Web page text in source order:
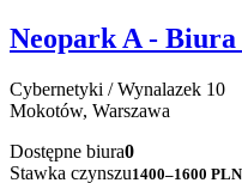
Neopark A - Biura
Cybernetyki / Wynalazek 10
Mokotów, Warszawa
Dostępne biura0
Stawka czynszu1400–1600